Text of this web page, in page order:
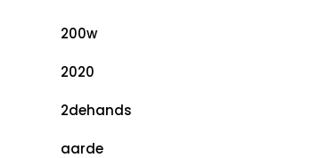
200w
2020
2dehands
aarde